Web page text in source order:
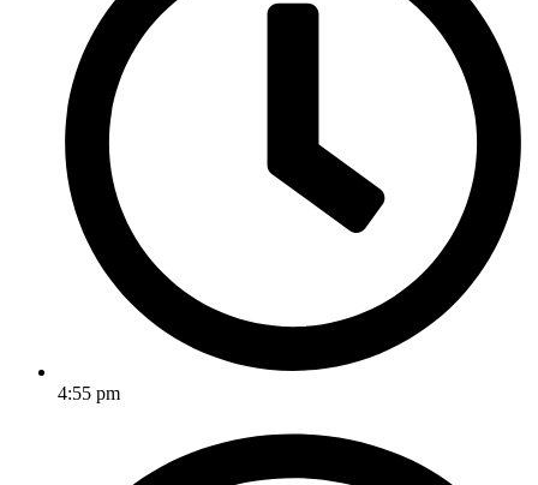
4:55 pm